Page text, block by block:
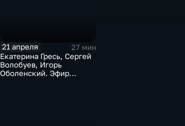
21 апреля
27 мин
Екатерина Гресь, Сергей
Волобуев, Игорь
Оболенский. Эфир